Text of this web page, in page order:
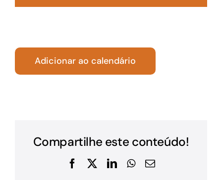
Adicionar ao calendário
Compartilhe este conteúdo!
Facebook
X LinkedInWhatsApp
E-